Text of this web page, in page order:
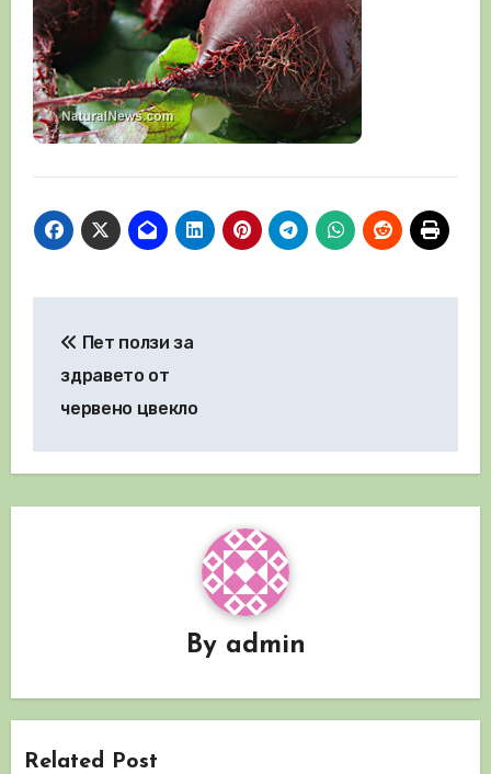
Пет ползи за
здравето от
червено цвекло
By admin
Related Post